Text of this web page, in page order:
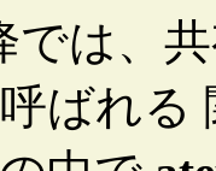
では、
ばれる